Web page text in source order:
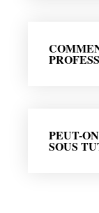
PEUT-
SOUS